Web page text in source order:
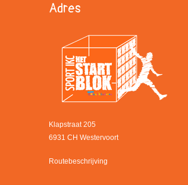
Adres
Klapstraat 205
6931 CH Westervoort
Routebeschrijving